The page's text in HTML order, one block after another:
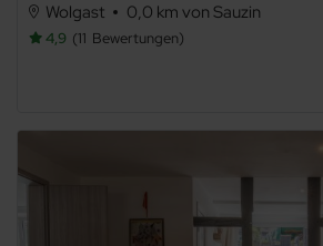
Wolgast
0,0 km von Sauzin
4,9 11 Bewertungen